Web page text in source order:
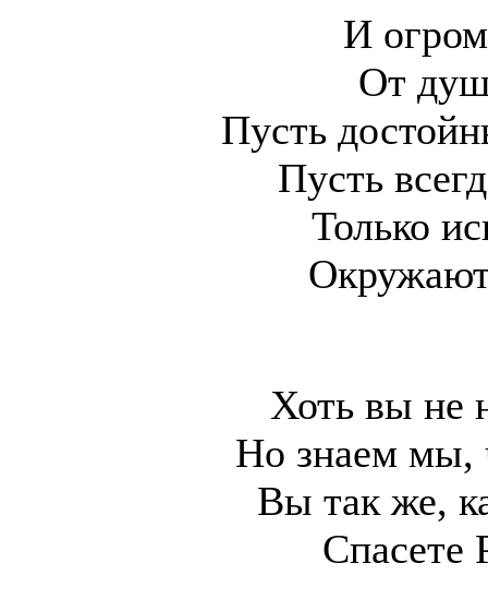
И
От
Пусть
Пусть
Только
Хоть вы не
Но знаем мы,
Вы так же,
Спасете